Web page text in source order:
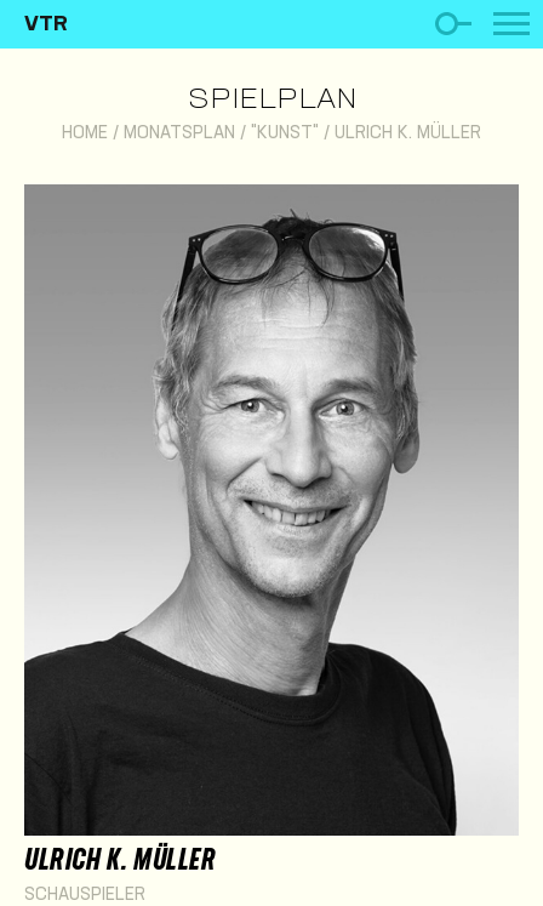
VTR
SPIELPLAN
HOME / MONATSPLAN / "KUNST" / ULRICH K. MÜLLER
ULRICH K. MÜLLER
SCHAUSPIELER